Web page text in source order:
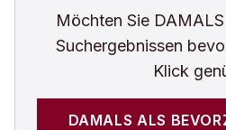
Möchten Sie DAMALS
Suchergebnissen
Klick
DAMALS ALS